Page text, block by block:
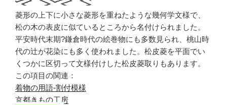
菱形の上下に小さな菱形を重ねたような幾何学文様で、
松の木の表皮に似ているところから名付けられました。
平安時代末期?鎌倉時代の絵巻物にも多数見られ、桃山時
代の辻が花染にも多く使われました。松皮菱を平面でい
くつかに区切って文様付けした松皮菱取りもあります。
この項目の関連：
着物の用語-割付模様
京都きもの工房